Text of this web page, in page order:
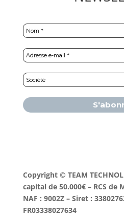
plus
Copyright © TEAM
capital de 50.000€ – RCS de
NAF : 9002Z – Siret :
FR03338027634